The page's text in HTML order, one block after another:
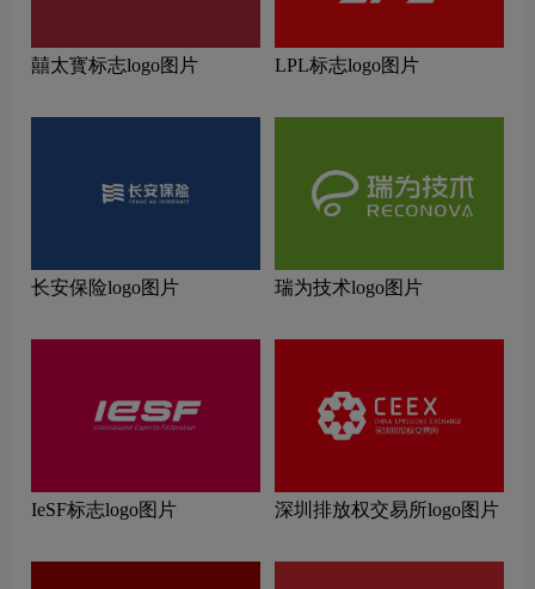
囍太寳标志logo图片 LPL标志logo图片
长安保险logo图片 瑞为技术logo图片
IeSF标志logo图片 深圳排放权交易所logo图片